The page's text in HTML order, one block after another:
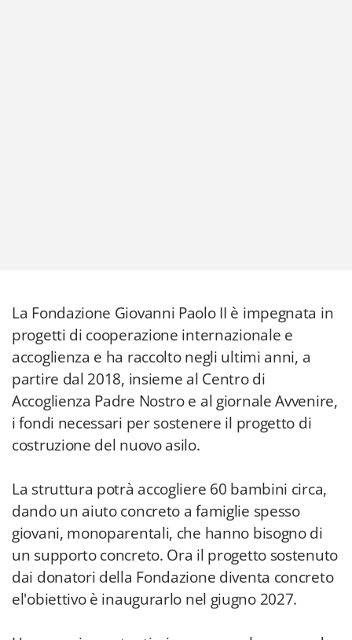
La Fondazione Giovanni Paolo II è impegnata in
progetti di cooperazione internazionale e
accoglienza e ha raccolto negli ultimi anni, a
partire dal 2018, insieme al Centro di
Accoglienza Padre Nostro e al giornale Avvenire,
i fondi necessari per sostenere il progetto di
costruzione del nuovo asilo.
La struttura potrà accogliere 60 bambini circa,
dando un aiuto concreto a famiglie spesso
giovani, monoparentali, che hanno bisogno di
un supporto concreto. Ora il progetto sostenuto
dai donatori della Fondazione diventa concreto
el'obiettivo è inaugurarlo nel giugno 2027.